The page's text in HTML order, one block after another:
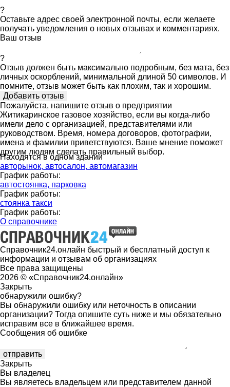
?
Оставьте адрес своей электронной почты, если желаете
получать уведомления о новых отзывах и комментариях.
Ваш отзыв
?
Отзыв должен быть максимально подробным, без мата, без
личных оскорблений, минимальной длиной 50 символов. И
помните, отзыв может быть как плохим, так и хорошим.
Пожалуйста, напишите отзыв о предприятии
Житикаринское газовое хозяйство, если вы когда-либо
имели дело с организацией, представителями или
руководством. Время, номера договоров, фотографии,
имена и фамилии приветствуются. Ваше мнение поможет
другим людям сделать правильный выбор.
Находятся в одном здании
авторынок, автосалон, автомагазин
График работы:
автостоянка, парковка
График работы:
стоянка такси
График работы:
О справочнике
Справочник24.онлайн быстрый и бесплатный доступ к
информации и отзывам об организациях
Все права защищены
2026 © «Справочник24.онлайн»
Закрыть
обнаружили ошибку?
Вы обнаружили ошибку или неточность в описании
организации? Тогда опишите суть ниже и мы обязательно
исправим все в ближайшее время.
Сообщения об ошибке
Закрыть
Вы владелец
Вы являетесь владельцем или представителем данной